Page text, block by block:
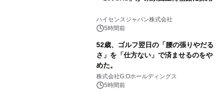
ハイセンスジャパン株式会社
5時間前
52歳、ゴルフ翌日の「腰の張りやだる
さ」を「仕方ない」で済ませるのをや
めた。
株式会社G.Oホールディングス
5時間前